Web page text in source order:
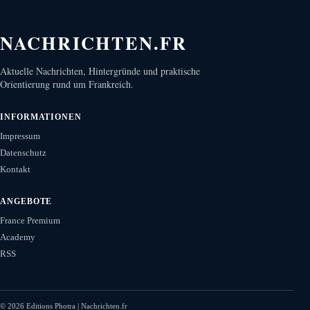
NACHRICHTEN.FR
Aktuelle Nachrichten, Hintergründe und praktische
Orientierung rund um Frankreich.
INFORMATIONEN
Impressum
Datenschutz
Kontakt
ANGEBOTE
France Premium
Academy
RSS
© 2026 Editions Photra | Nachrichten.fr